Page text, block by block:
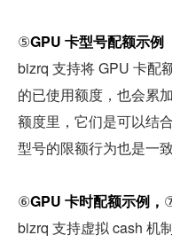
⑤GPU 卡型号配额示例
bizrq 支持将 GPU 卡配
的已使用额度，也会累
额度里，它们是可以结
型号的限额行为也是一致
⑥GPU 卡时配额示例，
bizrq 支持虚拟 cash 机